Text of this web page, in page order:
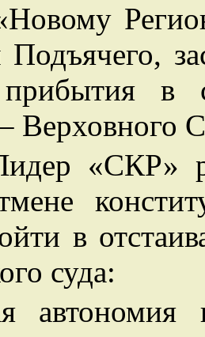
в
Верховного
«СКР»
в
суда: